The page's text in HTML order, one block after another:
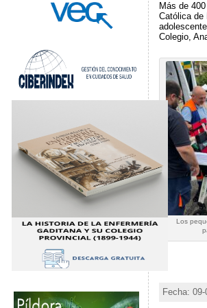
Más de
Católica de
Colegio,
Los
Fecha: